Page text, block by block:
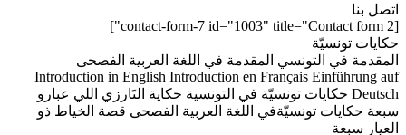
اتصل بنا
[contact-form-7 id="1003" title="Contact form 2"]
حكايات تونسيّة
المقدمة في التونسي المقدمة في اللغة العربية الفصحى
Introduction in English Introduction en Français Einführung auf
Deutsch حكايات تونسيّة في التونسية حكاية التَارزي اللي عبارو
سبعة حكايات تونسيّةفي اللغة العربية الفصحى قصة الخياط ذو
العيار سبعة